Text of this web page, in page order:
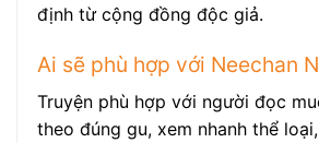
định từ cộng đồng độc giả.
Ai sẽ phù hợp với Neechan
Truyện phù hợp với người đọc
theo đúng gu, xem nhanh thể